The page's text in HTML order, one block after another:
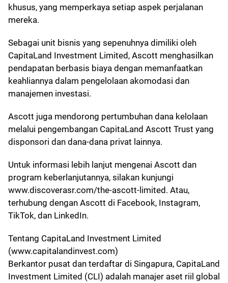
khusus, yang memperkaya setiap aspek perjalanan
mereka.
Sebagai unit bisnis yang sepenuhnya dimiliki oleh
CapitaLand Investment Limited, Ascott menghasilkan
pendapatan berbasis biaya dengan memanfaatkan
keahliannya dalam pengelolaan akomodasi dan
manajemen investasi.
Ascott juga mendorong pertumbuhan dana kelolaan
melalui pengembangan CapitaLand Ascott Trust yang
disponsori dan dana-dana privat lainnya.
Untuk informasi lebih lanjut mengenai Ascott dan
program keberlanjutannya, silakan kunjungi
www.discoverasr.com/the-ascott-limited. Atau,
terhubung dengan Ascott di Facebook, Instagram,
TikTok, dan LinkedIn.
Tentang CapitaLand Investment Limited
(www.capitalandinvest.com)
Berkantor pusat dan terdaftar di Singapura, CapitaLand
Investment Limited (CLI) adalah manajer aset riil global